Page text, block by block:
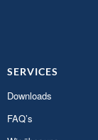
SERVICES
Downloads
FAQ’s